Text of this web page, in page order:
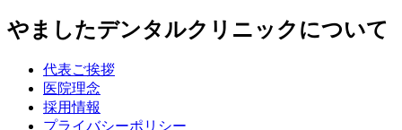
やましたデンタルクリニックについて
代表ご挨拶
医院理念
採用情報
プライバシーポリシー